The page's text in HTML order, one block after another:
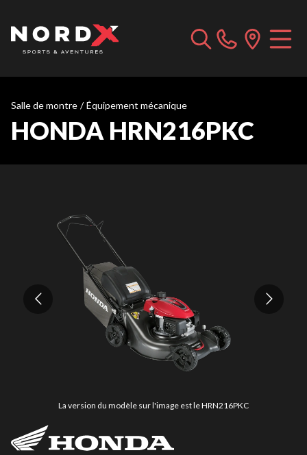
Salle de montre / Équipement mécanique
HONDA HRN216PKC
La version du modèle sur l'image est le HRN216PKC